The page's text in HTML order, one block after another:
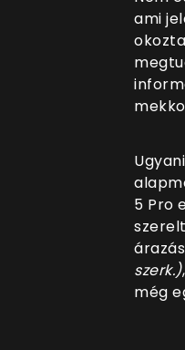
ami
5 Pro
szerk.)
még